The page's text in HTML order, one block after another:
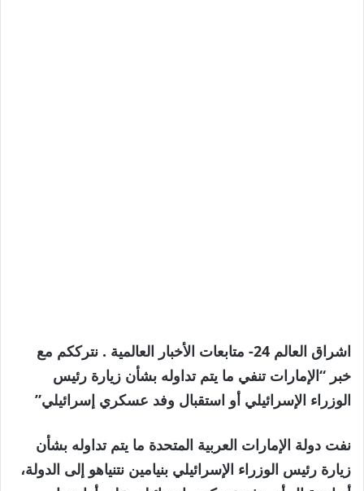
اشراق العالم 24- متابعات الأخبار العالمية . نترككم مع
خبر “الإمارات تنفي ما يتم تداوله بشأن زيارة رئيس
الوزراء الإسرائيلي أو استقبال وفد عسكري إسرائيلي”
نفت دولة الإمارات العربية المتحدة ما يتم تداوله بشأن
زيارة رئيس الوزراء الإسرائيلي بنيامين نتنياهو إلى الدولة،